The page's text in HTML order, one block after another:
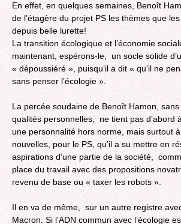
En effet, en quelques semaines, Benoît
de l’étagère du projet PS les thèmes que
depuis belle lurette!
La transition écologique et l’économie
maintenant, espérons-le, un socle solide
« dépoussiéré », puisqu’il a dit « qu’il ne
sans penser l’écologie ».
La percée soudaine de Benoît Hamon,
qualités personnelles, ne tient pas d’abord
une personnalité hors norme, mais surtout
nouvelles, pour le PS, qu’il a su mettre en
aspirations d’une partie de la société,
place du travail avec des propositions
revenu de base ou « taxer les robots ».
‎Il en va de même, sur un autre registre
Macron. Si l’ADN commun avec l’écologie